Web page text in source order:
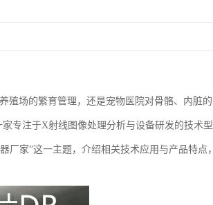
殖场的繁育管理，还是宠物医院对骨骼、内脏的
专注于X射线图像处理分析与设备研发的技术型
家”这一主题，介绍相关技术应用与产品特点，